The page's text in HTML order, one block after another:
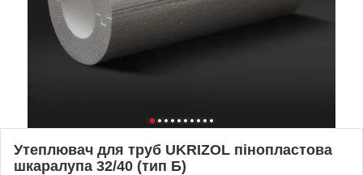
Утеплювач для труб UKRIZOL пінопластова
шкаралупа 32/40 (тип Б)